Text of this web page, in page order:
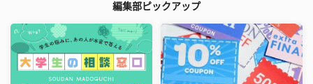
編集部ピックアップ